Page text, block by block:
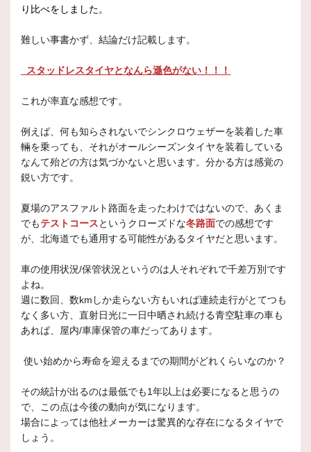
り比べをしました。
難しい事書かず、結論だけ記載します。
スタッドレスタイヤとなんら遜色がない！！！
これが率直な感想です。
例えば、何も知らされないでシンクロウェザーを装着した車
輛を乗っても、それがオールシーズンタイヤを装着している
なんて殆どの方は気づかないと思います。分かる方は感覚の
鋭い方です。
夏場のアスファルト路面を走ったわけではないので、あくま
でもテストコースというクローズドな冬路面での感想です
が、北海道でも通用する可能性があるタイヤだと思います。
車の使用状況/保管状況というのは人それぞれで千差万別です
よね。
週に数回、数kmしか走らない方もいれば連続走行がとてつも
なく多い方、直射日光に一日中晒され続ける青空駐車の車も
あれば、屋内/車庫保管の車だってあります。
使い始めから寿命を迎えるまでの期間がどれくらいなのか？
その統計が出るのは最低でも1年以上は必要になると思うの
で、この点は今後の動向が気になります。
場合によっては他社メーカーは驚異的な存在になるタイヤで
しょう。